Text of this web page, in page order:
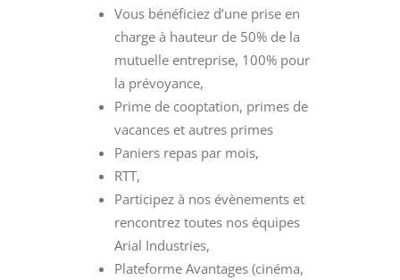
Vous bénéficiez d’une prise en
charge à hauteur de 50% de la
mutuelle entreprise, 100% pour
la prévoyance,
Prime de cooptation, primes de
vacances et autres primes
Paniers repas par mois,
RTT,
Participez à nos évènements et
rencontrez toutes nos équipes
Arial Industries,
Plateforme Avantages (cinéma,